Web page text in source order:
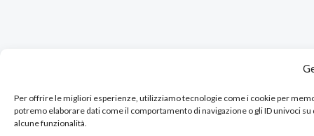
Per offrire le migliori esperienze, utilizziamo tecnologie come i cookie per
potremo elaborare dati come il comportamento di navigazione o gli ID univoci
alcune funzionalità.